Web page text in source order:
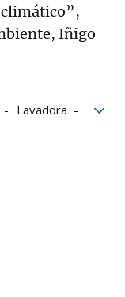
climático”,
Iñigo
Lavadora